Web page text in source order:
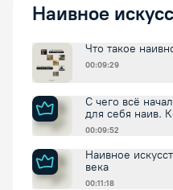
Наивное
Что такое
00:09:29
С чего всё
для себя наив.
наива?
00:09:52
Наивное
века
00:11:18